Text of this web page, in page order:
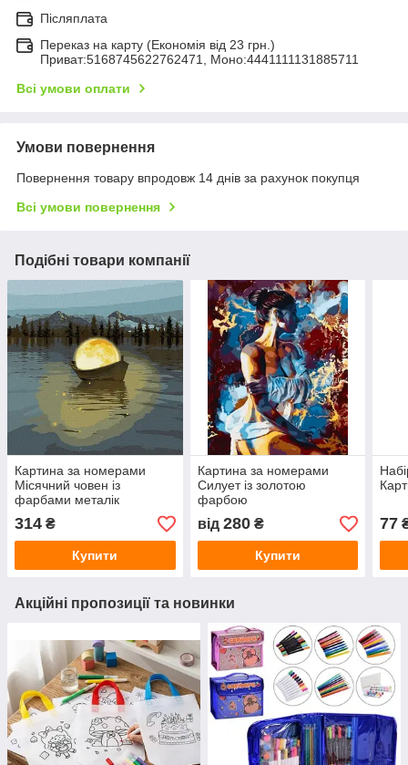
Післяплата
Переказ на карту (Економія від 23 грн.)
Приват:5168745622762471, Моно:4441111131885711
Всі умови оплати
Умови повернення
Повернення товару впродовж 14 днів за рахунок покупця
Всі умови повернення
Подібні товари компанії
Картина за номерами
Місячний човен із
фарбами металік
314 ₴
Купити
Картина за номерами
Силует із золотою
фарбою
від 280₴
Купити
77
Акційні пропозиції та новинки